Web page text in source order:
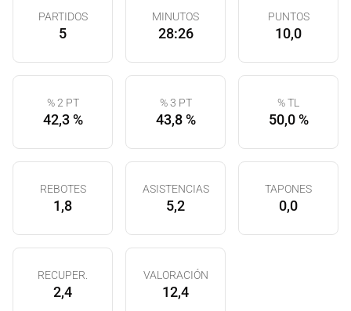
PARTIDOS
5
MINUTOS
28:26
PUNTOS
10,0
% 2 PT
42,3 %
% 3 PT
43,8 %
% TL
50,0 %
REBOTES
1,8
ASISTENCIAS
5,2
TAPONES
0,0
RECUPER.
2,4
VALORACIÓN
12,4